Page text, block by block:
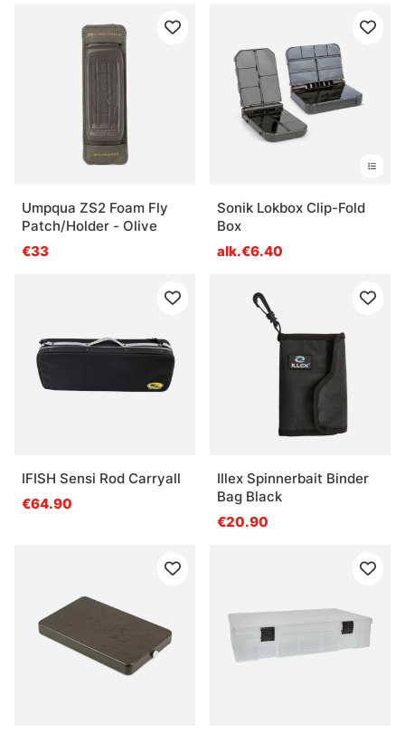
Umpqua ZS2 Foam Fly
Patch/Holder - Olive
€33
Sonik Lokbox Clip-Fold
Box
alk.€6.40
IFISH Sensi Rod Carryall
€64.90
Illex Spinnerbait Binder
Bag Black
€20.90